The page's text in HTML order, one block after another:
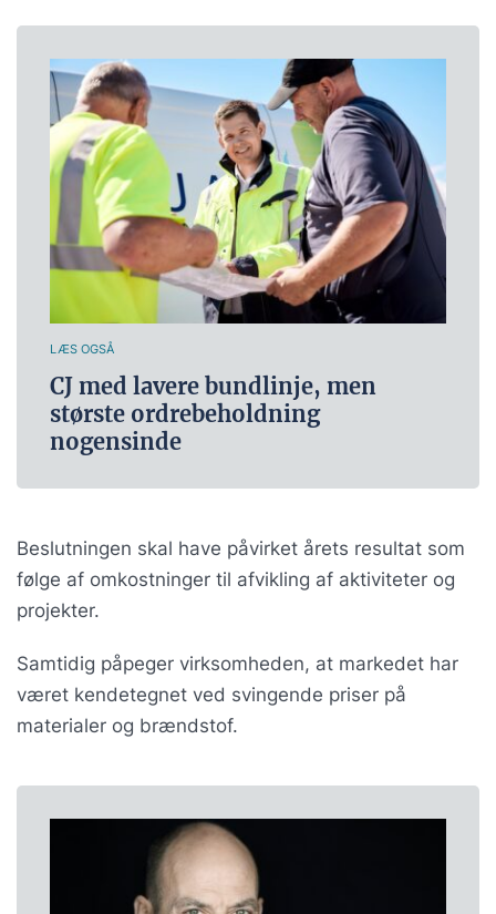
LÆS OGSÅ
CJ med lavere bundlinje, men
største ordrebeholdning
nogensinde
Beslutningen skal have påvirket årets resultat som
følge af omkostninger til afvikling af aktiviteter og
projekter.
Samtidig påpeger virksomheden, at markedet har
været kendetegnet ved svingende priser på
materialer og brændstof.